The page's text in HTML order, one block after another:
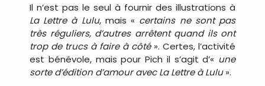
Il n’est pas le seul à fournir des illustrations à
La Lettre à Lulu, mais « certains ne sont pas
très réguliers, d’autres arrêtent quand ils ont
trop de trucs à faire à côté ». Certes, l’activité
est bénévole, mais pour Pich il s’agit d’« une
sorte d’édition d’amour avec La Lettre à Lulu».